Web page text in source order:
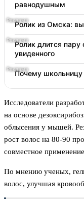
равнодушным
Ролик из Омска:
Ролик длится
увиденного
Почему школьницу
Исследователи
на основе
облысения у мышей.
рост волос на 80-90
совместное
По мнению ученых,
волос, улучшая